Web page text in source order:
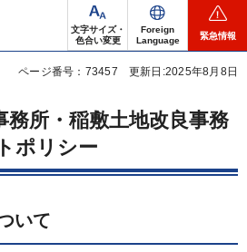
文字サイズ・
色合い変更
Foreign
Language
緊急情報
ページ番号：73457 更新日:2025年8月8日
務所・稲敷土地改良事務
ポリシー
いて